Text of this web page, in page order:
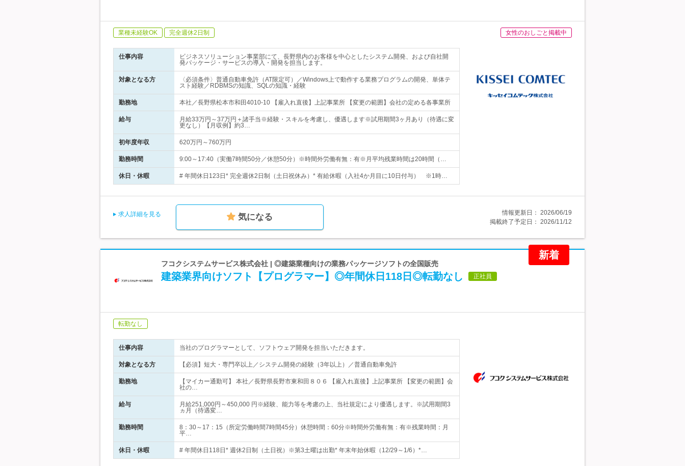
業種未経験OK 完全週休2日制 女性のおしごと掲載中
仕事内容
ビジネスソリューション事業部にて、長野県内のお客様を中心としたシステム開発、および自社開
発パッケージ・サービスの導入・開発を担当します。
対象となる方
〈必須条件〉普通自動車免許（AT限定可）／Windows上で動作する業務プログラムの開発、単体テ
スト経験／RDBMSの知識、SQLの知識・経験
勤務地 本社／長野県松本市和田4010-10 【雇入れ直後】上記事業所 【変更の範囲】会社の定める各事業所
給与
月給33万円～37万円＋諸手当※経験・スキルを考慮し、優遇します※試用期間3ヶ月あり（待遇に変
更なし）【月収例】約3…
初年度年収 620万円～760万円
勤務時間 9:00～17:40（実働7時間50分／休憩50分）※時間外労働有無：有※月平均残業時間は20時間（…
休日・休暇 # 年間休日123日* 完全週休2日制（土日祝休み）* 有給休暇（入社4か月目に10日付与） ※1時…
求人詳細を見る 気になる 情報更新日： 2026/06/19
掲載終了予定日： 2026/11/12
新着
フコクシステムサービス株式会社 | ◎建築業種向けの業務パッケージソフトの全国販売
建築業界向けソフト【プログラマー】◎年間休日118日◎転勤なし 正社員
転勤なし
仕事内容 当社のプログラマーとして、ソフトウェア開発を担当いただきます。
対象となる方 【必須】短大・専門卒以上／システム開発の経験（3年以上）／普通自動車免許
勤務地
【マイカー通勤可】 本社／長野県長野市東和田８０６ 【雇入れ直後】上記事業所 【変更の範囲】会
社の…
給与
月給251,000円～450,000 円※経験、能力等を考慮の上、当社規定により優遇します。※試用期間3
ヵ月（待遇変…
勤務時間
8：30～17：15（所定労働時間7時間45分）休憩時間：60分※時間外労働有無：有※残業時間：月
平…
休日・休暇 # 年間休日118日* 週休2日制（土日祝）※第3土曜は出勤* 年末年始休暇（12/29～1/6）*…